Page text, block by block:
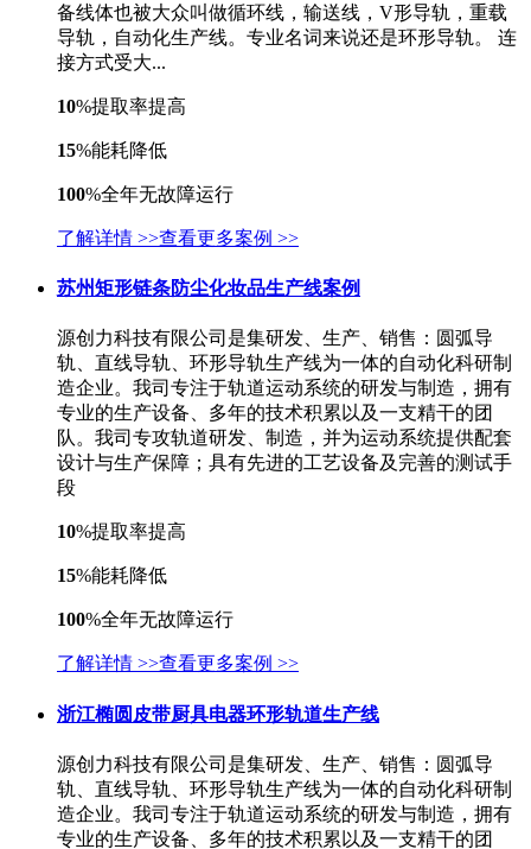
备线体也被大众叫做循环线，输送线，V形导轨，重载
导轨，自动化生产线。专业名词来说还是环形导轨。 连
接方式受大...
10%提取率提高
15%能耗降低
100%全年无故障运行
了解详情 >>查看更多案例 >>
苏州矩形链条防尘化妆品生产线案例
源创力科技有限公司是集研发、生产、销售：圆弧导
轨、直线导轨、环形导轨生产线为一体的自动化科研制
造企业。我司专注于轨道运动系统的研发与制造，拥有
专业的生产设备、多年的技术积累以及一支精干的团
队。我司专攻轨道研发、制造，并为运动系统提供配套
设计与生产保障；具有先进的工艺设备及完善的测试手
段
10%提取率提高
15%能耗降低
100%全年无故障运行
了解详情 >>查看更多案例 >>
浙江椭圆皮带厨具电器环形轨道生产线
源创力科技有限公司是集研发、生产、销售：圆弧导
轨、直线导轨、环形导轨生产线为一体的自动化科研制
造企业。我司专注于轨道运动系统的研发与制造，拥有
专业的生产设备、多年的技术积累以及一支精干的团